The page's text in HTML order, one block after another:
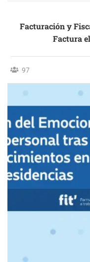
Facturación y
Factura
97